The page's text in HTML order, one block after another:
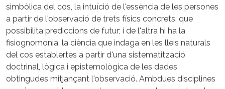
simbòlica del cos, la intuïció de l'essència de les persones
a partir de l'observació de trets físics concrets, que
possibilita prediccions de futur; i de l'altra hi ha la
fisiognomonia, la ciència que indaga en les lleis naturals
del cos establertes a partir d'una sistematització
doctrinal, lògica i epistemològica de les dades
obtingudes mitjançant l'observació. Ambdues disciplines